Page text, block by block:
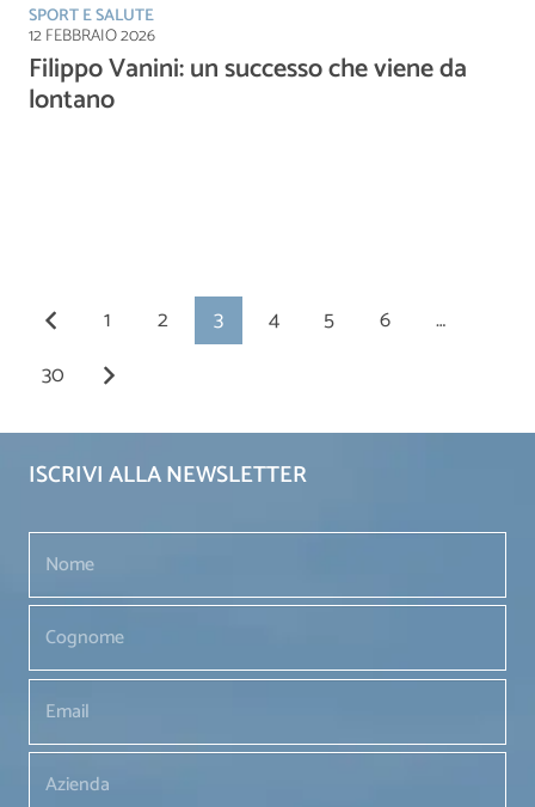
SPORT E SALUTE
12 FEBBRAIO 2026
Filippo Vanini: un successo che viene da
lontano
1 2 3 4 5 6
…
30
ISCRIVI ALLA NEWSLETTER